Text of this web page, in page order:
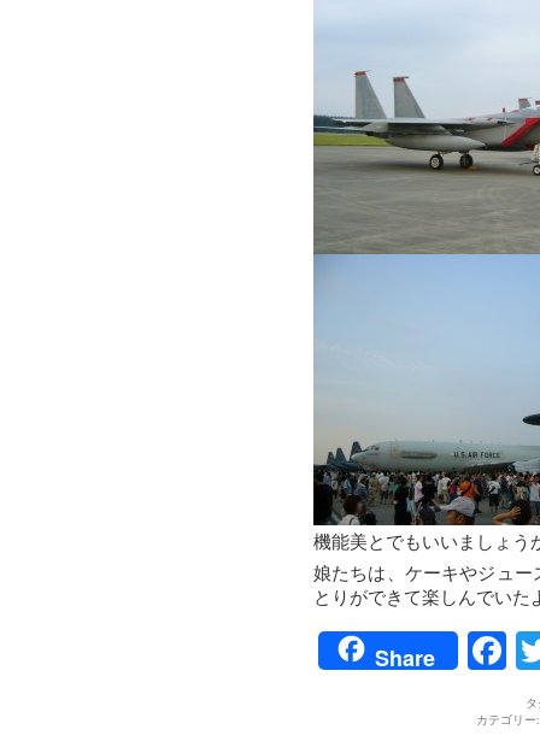
機能美とでもいいましょう
娘たちは、ケーキやジュ
とりができて楽しんでいた
Share
タ
カテゴリー: